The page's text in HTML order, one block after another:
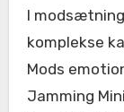
I
komplekse
Mods
Jamming